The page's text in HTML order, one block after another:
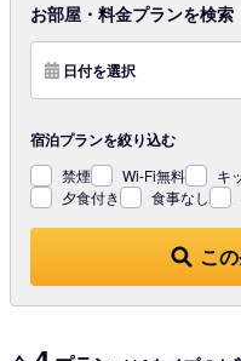
お部屋・料金プランを検索
日付を選択
こ
宿泊プランを絞り込む
禁煙 Wi-Fi無料 キ
夕食付き
食事なし